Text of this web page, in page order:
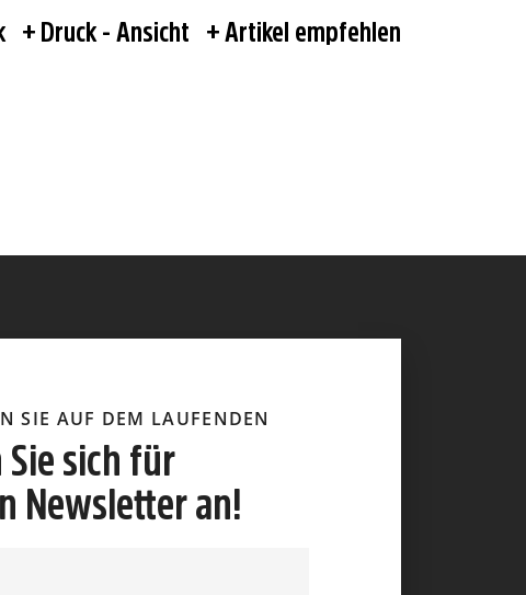
Druck - Ansicht Artikel empfehlen
SIE AUF DEM LAUFENDEN
Sie sich für
Newsletter an!